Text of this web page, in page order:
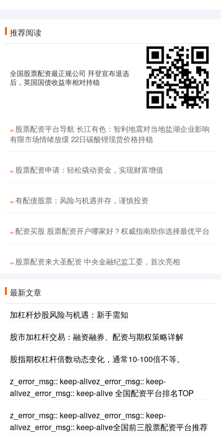
推荐阅读
全国股票配资最正规公司 拜登宣布退选
后，英国国债收益率相对持稳
股票配资平台导航 长江有色：智利地震对当地盐湖企业影响
有限市场情绪放缓 22日碳酸锂现货价格持稳
股票配资申请：轻松撬动资金，实现财富增值
有配债股票：风险与机遇并存，谨慎投资
配资买股 股票配资开户哪家好？权威指南助你选择最优平台
股票配资来大圣配资 中央金融纪监工委，首次亮相
最新文章
加杠杆炒股风险与机遇：新手需知
股市加杠杆交易：融资融券、配资与期权策略详解
股指期权杠杆倍数动态变化，通常10-100倍不等。
z_error_msg:: keep-alivez_error_msg:: keep-
alivez_error_msg:: keep-alive 全国配资平台排名TOP
z_error_msg:: keep-alivez_error_msg:: keep-
alivez_error_msg:: keep-alive全国前三股票配资平台推荐